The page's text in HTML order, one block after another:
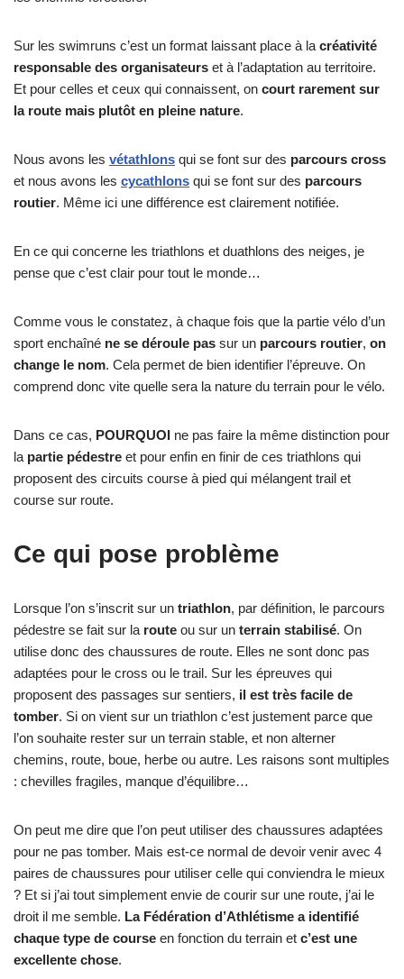
Sur les swimruns c’est un format laissant place à la créativité
responsable des organisateurs et à l’adaptation au territoire.
Et pour celles et ceux qui connaissent, on court rarement sur
la route mais plutôt en pleine nature.
Nous avons les vétathlons qui se font sur des parcours cross
et nous avons les cycathlons qui se font sur des parcours
routier. Même ici une différence est clairement notifiée.
En ce qui concerne les triathlons et duathlons des neiges, je
pense que c’est clair pour tout le monde…
Comme vous le constatez, à chaque fois que la partie vélo d’un
sport enchaîné ne se déroule pas sur un parcours routier, on
change le nom. Cela permet de bien identifier l’épreuve. On
comprend donc vite quelle sera la nature du terrain pour le vélo.
Dans ce cas, POURQUOI ne pas faire la même distinction pour
la partie pédestre et pour enfin en finir de ces triathlons qui
proposent des circuits course à pied qui mélangent trail et
course sur route.
Ce qui pose problème
Lorsque l’on s’inscrit sur un triathlon, par définition, le parcours
pédestre se fait sur la route ou sur un terrain stabilisé. On
utilise donc des chaussures de route. Elles ne sont donc pas
adaptées pour le cross ou le trail. Sur les épreuves qui
proposent des passages sur sentiers, il est très facile de
tomber. Si on vient sur un triathlon c’est justement parce que
l’on souhaite rester sur un terrain stable, et non alterner
chemins, route, boue, herbe ou autre. Les raisons sont multiples
: chevilles fragiles, manque d’équilibre…
On peut me dire que l’on peut utiliser des chaussures adaptées
pour ne pas tomber. Mais est-ce normal de devoir venir avec 4
paires de chaussures pour utiliser celle qui conviendra le mieux
? Et si j’ai tout simplement envie de courir sur une route, j’ai le
droit il me semble. La Fédération d’Athlétisme a identifié
chaque type de course en fonction du terrain et c’est une
excellente chose.